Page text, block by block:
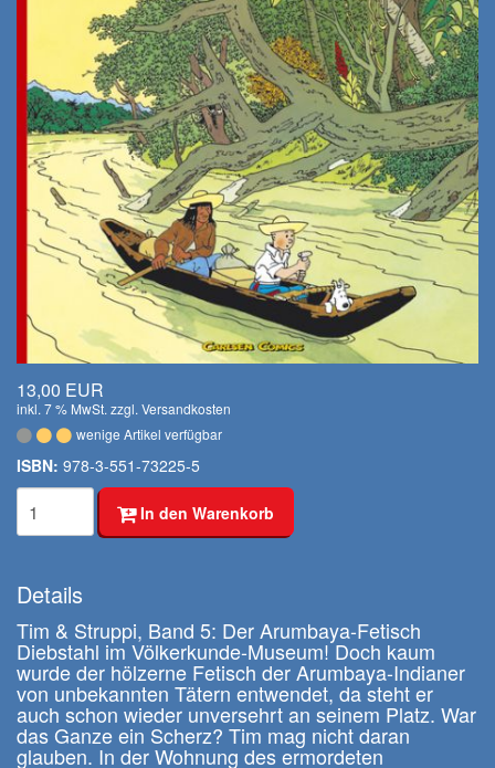
13,00 EUR
inkl. 7 % MwSt. zzgl. Versandkosten
wenige Artikel verfügbar
ISBN: 978-3-551-73225-5
In den Warenkorb
Details
Tim & Struppi, Band 5: Der Arumbaya-Fetisch
Diebstahl im Völkerkunde-Museum! Doch kaum
wurde der hölzerne Fetisch der Arumbaya-Indianer
von unbekannten Tätern entwendet, da steht er
auch schon wieder unversehrt an seinem Platz. War
das Ganze ein Scherz? Tim mag nicht daran
glauben. In der Wohnung des ermordeten